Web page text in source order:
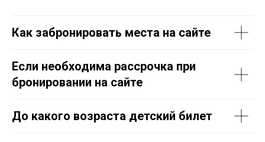
Как забронировать места на сайте
Если необходима рассрочка при
бронировании на сайте
До какого возраста детский билет